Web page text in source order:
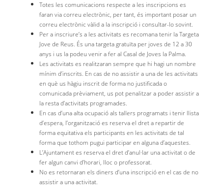
Totes les comunicacions respecte a les inscripcions es
faran via correu electrònic, per tant, és important posar un
correu electrònic vàlid a la inscripció i consultar-lo sovint.
Per a inscriure’s a les activitats es recomana tenir la Targeta
Jove de Reus. És una targeta gratuïta per joves de 12 a 30
anys i us la podeu venir a fer al Casal de Joves la Palma.
Les activitats es realitzaran sempre que hi hagi un nombre
mínim d’inscrits. En cas de no assistir a una de les activitats
en què us hàgiu inscrit de forma no justificada o
comunicada prèviament, us pot penalitzar a poder assistir a
la resta d’activitats programades.
En cas d’una alta ocupació als tallers programats i tenir llista
d’espera, l’organització es reserva el dret a repartir de
forma equitativa els participants en les activitats de tal
forma que tothom pugui participar en alguna d’aquestes.
L’Ajuntament es reserva el dret d’anul·lar una activitat o de
fer algun canvi d’horari, lloc o professorat.
No es retornaran els diners d’una inscripció en el cas de no
assistir a una activitat.